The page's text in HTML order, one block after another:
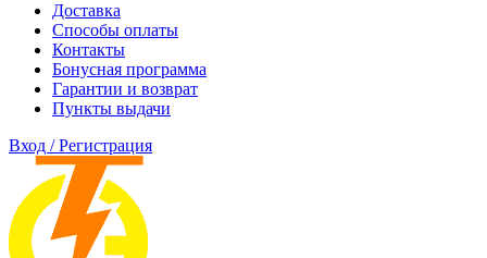
Доставка
Способы оплаты
Контакты
Бонусная программа
Гарантии и возврат
Пункты выдачи
Вход / Регистрация